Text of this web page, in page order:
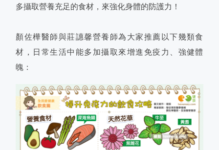
多攝取營養充足的食材，來強化身體的防護力！
顏佐樺醫師與莊譓馨營養師為大家推薦以下幾類食
材，日常生活中能多加攝取來增進免疫力、強健體
魄：